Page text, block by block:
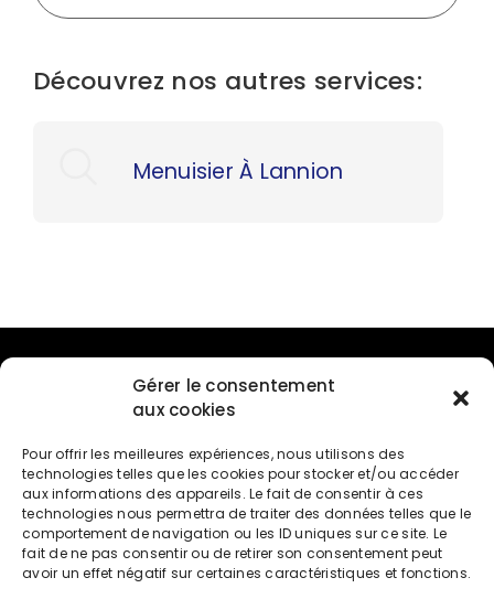
Gérer le consentement
aux cookies
Pour offrir les meilleures expériences, nous utilisons des
technologies telles que les cookies pour stocker et/ou accéder
aux informations des appareils. Le fait de consentir à ces
technologies nous permettra de traiter des données telles que le
comportement de navigation ou les ID uniques sur ce site. Le
fait de ne pas consentir ou de retirer son consentement peut
avoir un effet négatif sur certaines caractéristiques et fonctions.
Découvrez nos autres services:
Menuisier À Lannion
Menu
Accueil
Prestations
Réalisations
Contact